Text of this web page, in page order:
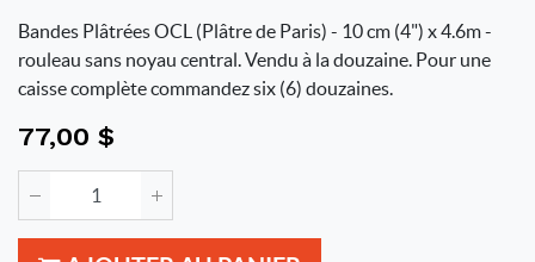
Bandes Plâtrées OCL (Plâtre de Paris) - 10 cm (4") x 4.6m -
rouleau sans noyau central. Vendu à la douzaine. Pour une
caisse complète commandez six (6) douzaines.
77,00 $